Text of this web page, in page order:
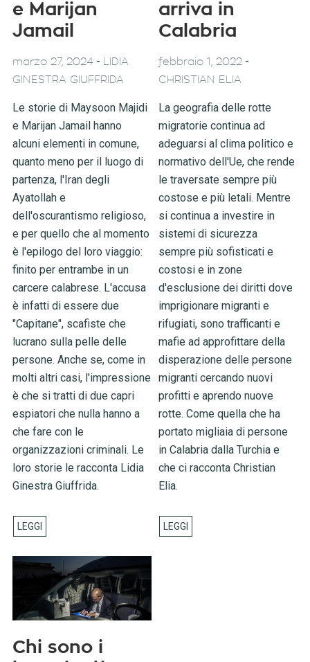
e Marijan
Jamail
marzo 27, 2024 - LIDIA
GINESTRA GIUFFRIDA
Le storie di Maysoon Majidi
e Marijan Jamail hanno
alcuni elementi in comune,
quanto meno per il luogo di
partenza, l'Iran degli
Ayatollah e
dell'oscurantismo religioso,
e per quello che al momento
è l'epilogo del loro viaggio:
finito per entrambe in un
carcere calabrese. L'accusa
è infatti di essere due
"Capitane", scafiste che
lucrano sulla pelle delle
persone. Anche se, come in
molti altri casi, l'impressione
è che si tratti di due capri
espiatori che nulla hanno a
che fare con le
organizzazioni criminali. Le
loro storie le racconta Lidia
Ginestra Giuffrida.
arriva in
Calabria
febbraio 1, 2022 -
CHRISTIAN ELIA
La geografia delle rotte
migratorie continua ad
adeguarsi al clima politico e
normativo dell'Ue, che rende
le traversate sempre più
costose e più letali. Mentre
si continua a investire in
sistemi di sicurezza
sempre più sofisticati e
costosi e in zone
d'esclusione dei diritti dove
imprigionare migranti e
rifugiati, sono trafficanti e
mafie ad approfittare della
disperazione delle persone
migranti cercando nuovi
profitti e aprendo nuove
rotte. Come quella che ha
portato migliaia di persone
in Calabria dalla Turchia e
che ci racconta Christian
Elia.
Chi sono i